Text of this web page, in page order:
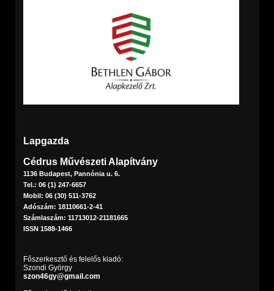
Lapgazda
Cédrus Művészeti Alapítvány
1136 Budapest, Pannónia u. 6.
Tel.: 06 (1) 247-6657
Mobil: 06 (30) 511-3762
Adószám: 18110661-2-41
Számlaszám: 11713012-21181665
ISSN 1588-1466
Főszerkesztő és felelős kiadó:
Szondi György
szon46gy@gmail.com